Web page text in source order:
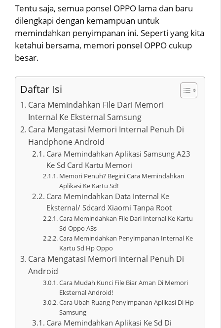
Tentu saja, semua ponsel OPPO lama dan baru
dilengkapi dengan kemampuan untuk
memindahkan penyimpanan ini. Seperti yang kita
ketahui bersama, memori ponsel OPPO cukup
besar.
Daftar Isi
Cara Memindahkan File Dari Memori
Internal Ke Eksternal Samsung
Cara Mengatasi Memori Internal Penuh Di
Handphone Android
Cara Memindahkan Aplikasi Samsung A23
Ke Sd Card Kartu Memori
Memori Penuh? Begini Cara Memindahkan
Aplikasi Ke Kartu Sd!
Cara Memindahkan Data Internal Ke
Eksternal/ Sdcard Xiaomi Tanpa Root
Cara Memindahkan File Dari Internal Ke Kartu
Sd Oppo A3s
Cara Memindahkan Penyimpanan Internal Ke
Kartu Sd Hp Oppo
Cara Mengatasi Memori Internal Penuh Di
Android
Cara Mudah Kunci File Biar Aman Di Memori
Eksternal Android!
Cara Ubah Ruang Penyimpanan Aplikasi Di Hp
Samsung
Cara Memindahkan Aplikasi Ke Sd Di